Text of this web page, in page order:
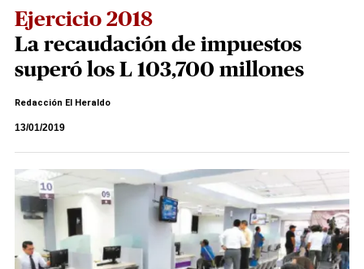
Ejercicio 2018
La recaudación de impuestos
superó los L 103,700 millones
Redacción El Heraldo
13/01/2019